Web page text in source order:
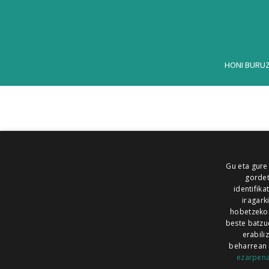
HONI BURUZ
ALEA
Gu eta
hobetzeko.
beste
beharrean